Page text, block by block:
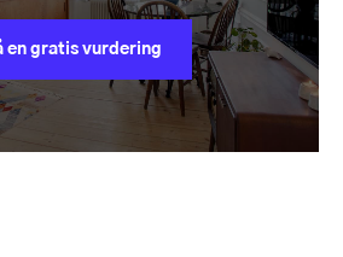
en gratis vurdering